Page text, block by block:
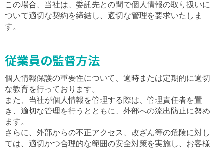
この場合、当社は、委託先との間で個人情報の取り扱いに
ついて適切な契約を締結し、適切な管理を要求いたしま
す。
従業員の監督方法
個人情報保護の重要性について、適時または定期的に適切
な教育を行っております。
また、当社が個人情報を管理する際は、管理責任者を置
き、適切な管理を行うとともに、外部への流出防止に努め
ます。
さらに、外部からの不正アクセス、改ざん等の危険に対し
ては、適切かつ合理的な範囲の安全対策を実施し、お客様